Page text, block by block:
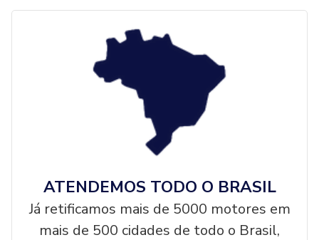
ATENDEMOS TODO O BRASIL
Já retificamos mais de 5000 motores em
mais de 500 cidades de todo o Brasil,